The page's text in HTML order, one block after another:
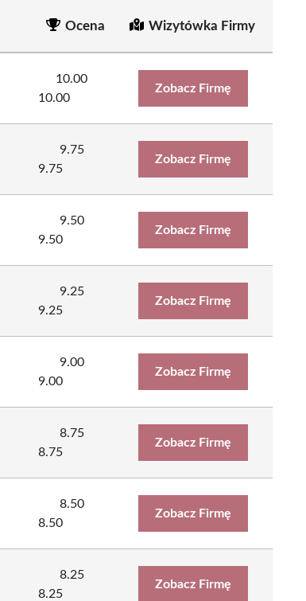
Ocena Wizytówka Firmy
10.00
10.00
Zobacz Firmę
9.75
9.75
Zobacz Firmę
9.50
9.50
Zobacz Firmę
9.25
9.25
Zobacz Firmę
9.00
9.00
Zobacz Firmę
8.75
8.75
Zobacz Firmę
8.50
8.50
Zobacz Firmę
8.25
8.25
Zobacz Firmę